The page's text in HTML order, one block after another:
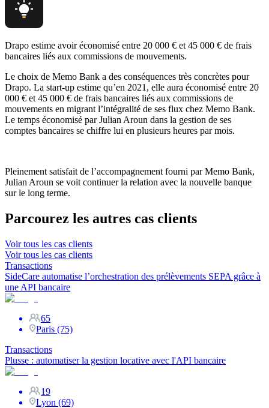
Drapo estime avoir économisé entre 20 000 € et 45 000 € de frais
bancaires liés aux commissions de mouvements.
Le choix de Memo Bank a des conséquences très concrètes pour
Drapo. La start-up estime qu’en 2021, elle aura économisé entre 20
000 € et 45 000 € de frais bancaires liés aux commissions de
mouvements en migrant l’intégralité de ses flux chez Memo Bank.
Le temps économisé par Julian Aroun dans la gestion de ses
comptes bancaires se chiffre lui en plusieurs heures par mois.
Pleinement satisfait de l’accompagnement fourni par Memo Bank,
Julian Aroun se voit continuer la relation avec la nouvelle banque
sur le long terme.
Parcourez les autres cas clients
Voir tous les cas clients
Voir tous les cas clients
Transactions
SideCare automatise l’orchestration des prélèvements SEPA grâce à
une API bancaire
65
Paris (75)
Transactions
Plusse : automatiser la gestion locative avec l'API bancaire
19
Lyon (69)